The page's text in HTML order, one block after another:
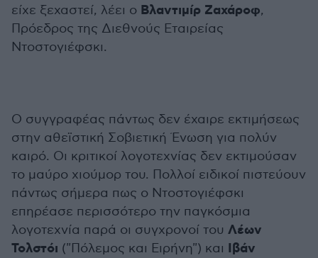
είχε ξεχαστεί, λέει ο Βλαντιμίρ Ζαχάροφ,
Πρόεδρος της Διεθνούς Εταιρείας
Ντοστογιέφσκι.
Ο συγγραφέας πάντως δεν έχαιρε εκτιμήσεως
στην αθεϊστική Σοβιετική Ένωση για πολύν
καιρό. Οι κριτικοί λογοτεχνίας δεν εκτιμούσαν
το μαύρο χιούμορ του. Πολλοί ειδικοί πιστεύουν
πάντως σήμερα πως ο Ντοστογιέφσκι
επηρέασε περισσότερο την παγκόσμια
λογοτεχνία παρά οι συγχρονοί του Λέων
Τολστόι ("Πόλεμος και Ειρήνη") και Ιβάν